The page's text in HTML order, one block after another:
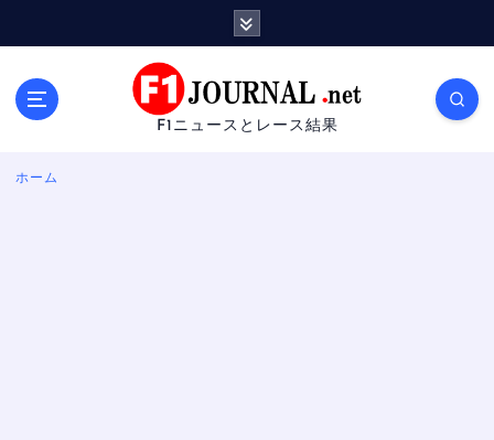
F1ニュースとレース結果
ホーム